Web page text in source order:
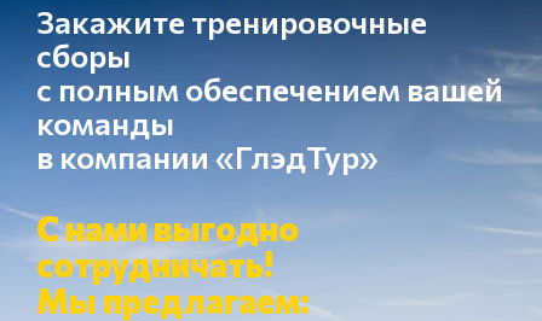
Закажите тренировочные
сборы
с полным обеспечением вашей
команды
в компании «ГлэдТур»
С нами выгодно
сотрудничать!
Мы предлагаем: